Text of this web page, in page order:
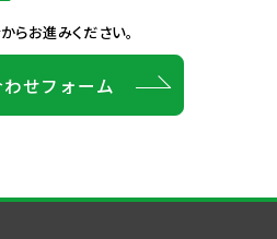
らお進みください。
せフォーム